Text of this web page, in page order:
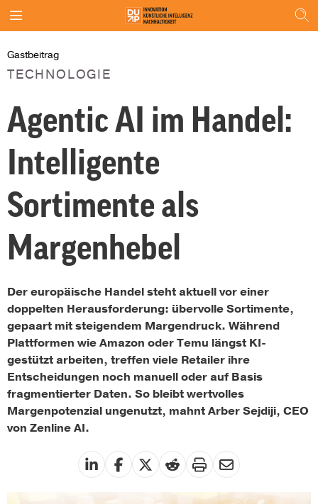
Gastbeitrag
TECHNOLOGIE
Agentic AI im Handel:
Intelligente
Sortimente als
Margenhebel
Der europäische Handel steht aktuell vor einer
doppelten Herausforderung: übervolle Sortimente,
gepaart mit steigendem Margendruck. Während
Plattformen wie Amazon oder Temu längst KI-
gestützt arbeiten, treffen viele Retailer ihre
Entscheidungen noch manuell oder auf Basis
fragmentierter Daten. So bleibt wertvolles
Margenpotenzial ungenutzt, mahnt Arber Sejdiji, CEO
von Zenline AI.